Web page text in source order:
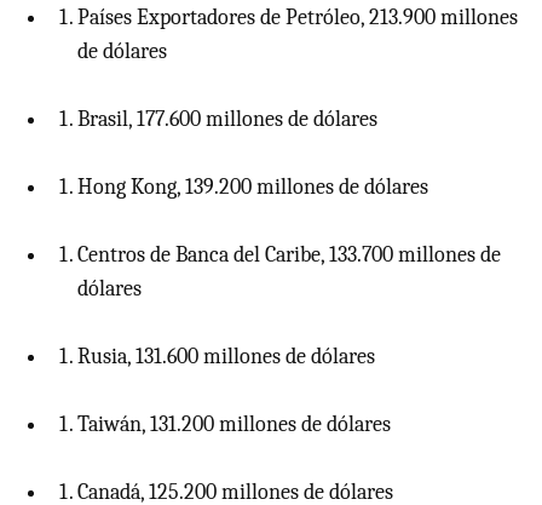
Países Exportadores de Petróleo, 213.900 millones
de dólares
Brasil, 177.600 millones de dólares
Hong Kong, 139.200 millones de dólares
Centros de Banca del Caribe, 133.700 millones de
dólares
Rusia, 131.600 millones de dólares
Taiwán, 131.200 millones de dólares
Canadá, 125.200 millones de dólares